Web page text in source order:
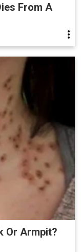
From A
Or Armpit?